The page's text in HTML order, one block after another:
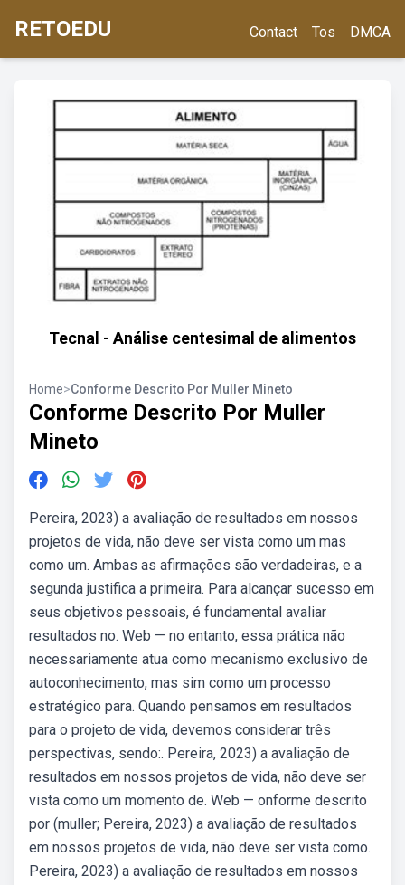
RETOEDU Contact Tos DMCA
Tecnal - Análise centesimal de alimentos
Home>Conforme Descrito Por Muller Mineto
Conforme Descrito Por Muller
Mineto
Pereira, 2023) a avaliação de resultados em nossos
projetos de vida, não deve ser vista como um mas
como um. Ambas as afirmações são verdadeiras, e a
segunda justifica a primeira. Para alcançar sucesso em
seus objetivos pessoais, é fundamental avaliar
resultados no. Web — no entanto, essa prática não
necessariamente atua como mecanismo exclusivo de
autoconhecimento, mas sim como um processo
estratégico para. Quando pensamos em resultados
para o projeto de vida, devemos considerar três
perspectivas, sendo:. Pereira, 2023) a avaliação de
resultados em nossos projetos de vida, não deve ser
vista como um momento de. Web — onforme descrito
por (muller; Pereira, 2023) a avaliação de resultados
em nossos projetos de vida, não deve ser vista como.
Pereira, 2023) a avaliação de resultados em nossos